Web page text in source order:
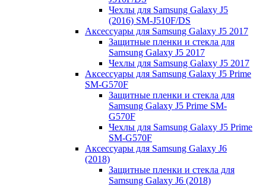
Чехлы для Samsung Galaxy J5
(2016) SM-J510F/DS
Аксессуары для Samsung Galaxy J5 2017
Защитные пленки и стекла для
Samsung Galaxy J5 2017
Чехлы для Samsung Galaxy J5 2017
Аксессуары для Samsung Galaxy J5 Prime
SM-G570F
Защитные пленки и стекла для
Samsung Galaxy J5 Prime SM-
G570F
Чехлы для Samsung Galaxy J5 Prime
SM-G570F
Аксессуары для Samsung Galaxy J6
(2018)
Защитные пленки и стекла для
Samsung Galaxy J6 (2018)